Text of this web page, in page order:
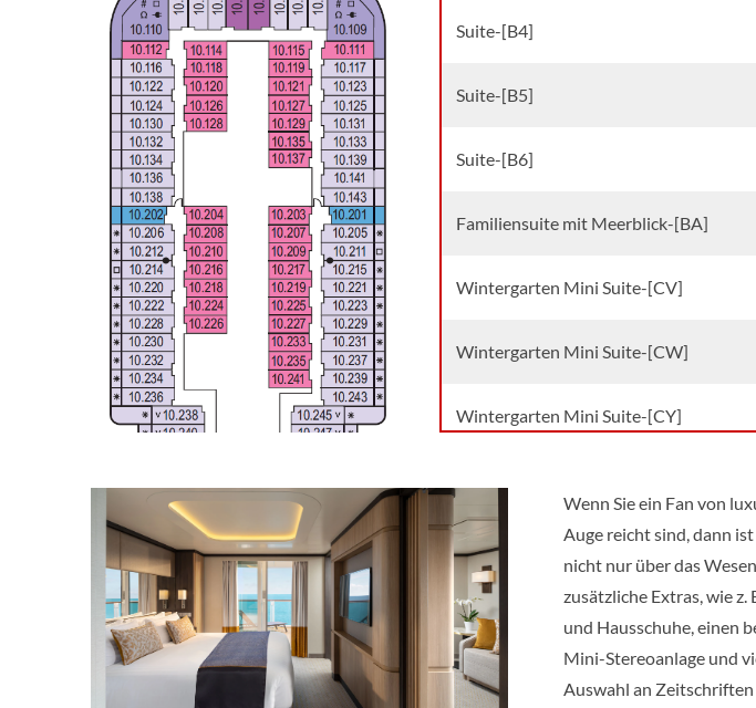
Suite-[B4]
Suite-[B5]
Suite-[B6]
Familiensuite mit Meerblick-[BA]
Wintergarten Mini Suite-[CV]
Wintergarten Mini Suite-[CW]
Wintergarten Mini Suite-[CY]
Deluxe Balkonkabine mit Sofa-[EA]
Deluxe Balkonkabine mit Sofa-[EB]
Deluxe Balkonkabine mit Sofa-[ED]
Wenn Sie ein Fan von
Auge reicht sind, dann
nicht nur über das
zusätzliche Extras, wie
und Hausschuhe, einen
Mini-Stereoanlage und
Auswahl an